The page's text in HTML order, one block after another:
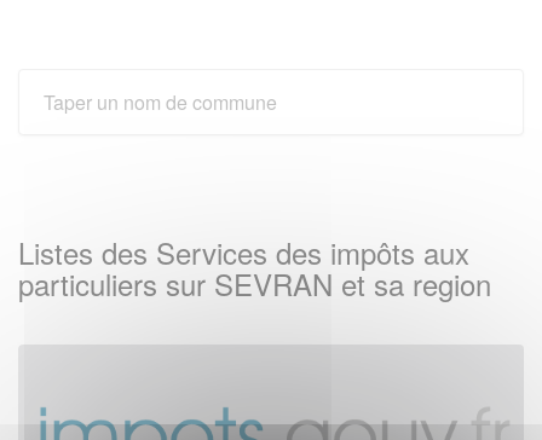
Listes des Services des impôts aux
particuliers sur SEVRAN et sa region